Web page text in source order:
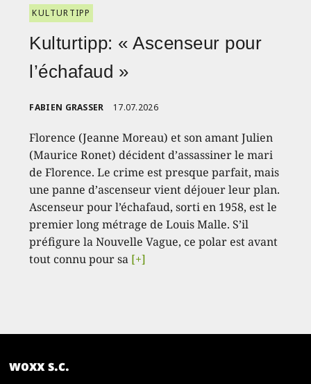
KULTURTIPP
Kulturtipp: « Ascenseur pour
l’échafaud »
FABIEN GRASSER 17.07.2026
Florence (Jeanne Moreau) et son amant Julien
(Maurice Ronet) décident d’assassiner le mari
de Florence. Le crime est presque parfait, mais
une panne d’ascenseur vient déjouer leur plan.
Ascenseur pour l’échafaud, sorti en 1958, est le
premier long métrage de Louis Malle. S’il
préfigure la Nouvelle Vague, ce polar est avant
tout connu pour sa [+]
woxx s.c.